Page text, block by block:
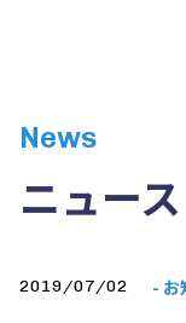
News
ニュース
2019/07/02 - お